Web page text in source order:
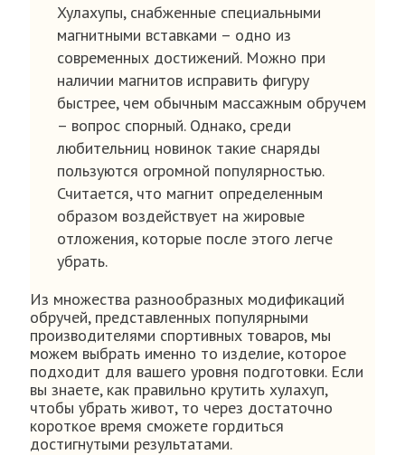
Хулахупы, снабженные специальными
магнитными вставками – одно из
современных достижений. Можно при
наличии магнитов исправить фигуру
быстрее, чем обычным массажным обручем
– вопрос спорный. Однако, среди
любительниц новинок такие снаряды
пользуются огромной популярностью.
Считается, что магнит определенным
образом воздействует на жировые
отложения, которые после этого легче
убрать.
Из множества разнообразных модификаций
обручей, представленных популярными
производителями спортивных товаров, мы
можем выбрать именно то изделие, которое
подходит для вашего уровня подготовки. Если
вы знаете, как правильно крутить хулахуп,
чтобы убрать живот, то через достаточно
короткое время сможете гордиться
достигнутыми результатами.